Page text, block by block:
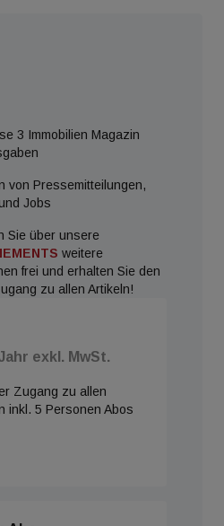
3 Immobilien Magazin
von Pressemitteilungen,
Jobs
Sie über unsere
weitere
frei und erhalten Sie den
zu allen Artikeln!
exkl. MwSt.
Zugang zu allen
inkl. 5 Personen Abos